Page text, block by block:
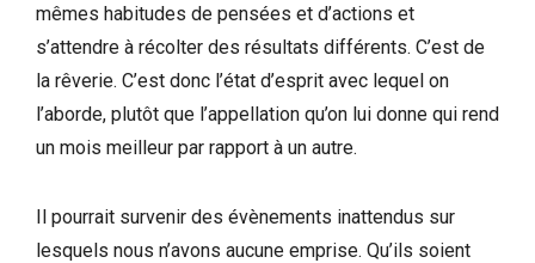
mêmes habitudes de pensées et d’actions et
s’attendre à récolter des résultats différents. C’est de
la rêverie. C’est donc l’état d’esprit avec lequel on
l’aborde, plutôt que l’appellation qu’on lui donne qui rend
un mois meilleur par rapport à un autre.
Il pourrait survenir des évènements inattendus sur
lesquels nous n’avons aucune emprise. Qu’ils soient